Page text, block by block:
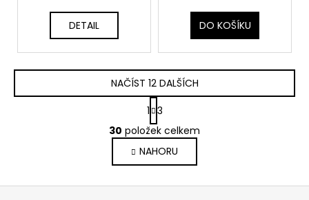
DETAIL DO KOŠÍKU
O
v
l
á
d
NAČÍST 12 DALŠÍCH
S
t
r
á
n
k
o
1 3
30 položek celkem
NAHORU